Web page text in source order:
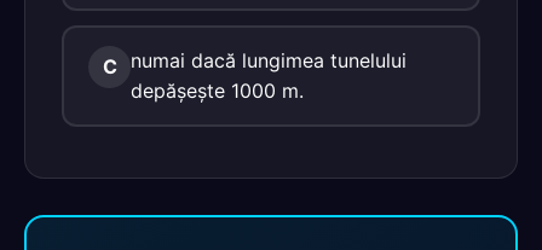
C
numai dacă lungimea tunelului
depăşeşte 1000 m.